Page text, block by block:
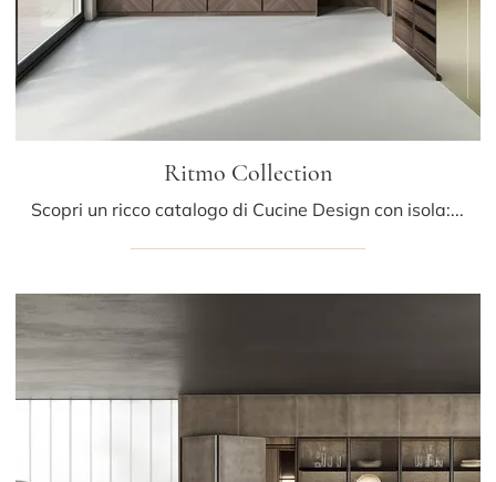
Ritmo Collection
Scopri un ricco catalogo di Cucine Design con isola: la cucina Ritmo Collection Mittel è oggi disponibile in legno!